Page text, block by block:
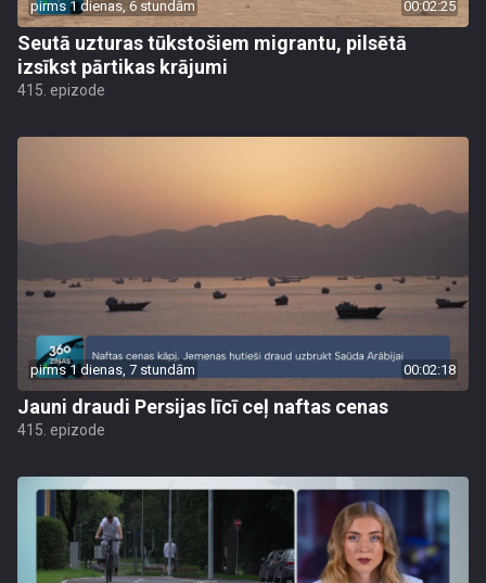
pirms 1 dienas, 6 stundām 00:02:25
Seutā uzturas tūkstošiem migrantu, pilsētā
izsīkst pārtikas krājumi
415. epizode
pirms 1 dienas, 7 stundām 00:02:18
Jauni draudi Persijas līcī ceļ naftas cenas
415. epizode